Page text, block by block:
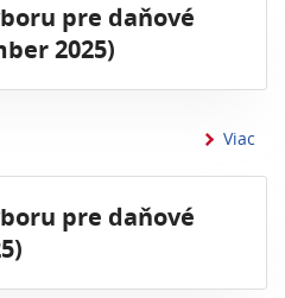
pre daňové
2025)
Viac
pre daňové